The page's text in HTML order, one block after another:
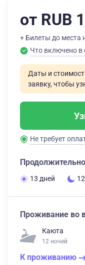
от RUB
+ Билеты до места
Что включено в
Даты и
заявку, чтобы
Не требует
13 дней
Проживание во
Каюта
12 ночей
К проживанию